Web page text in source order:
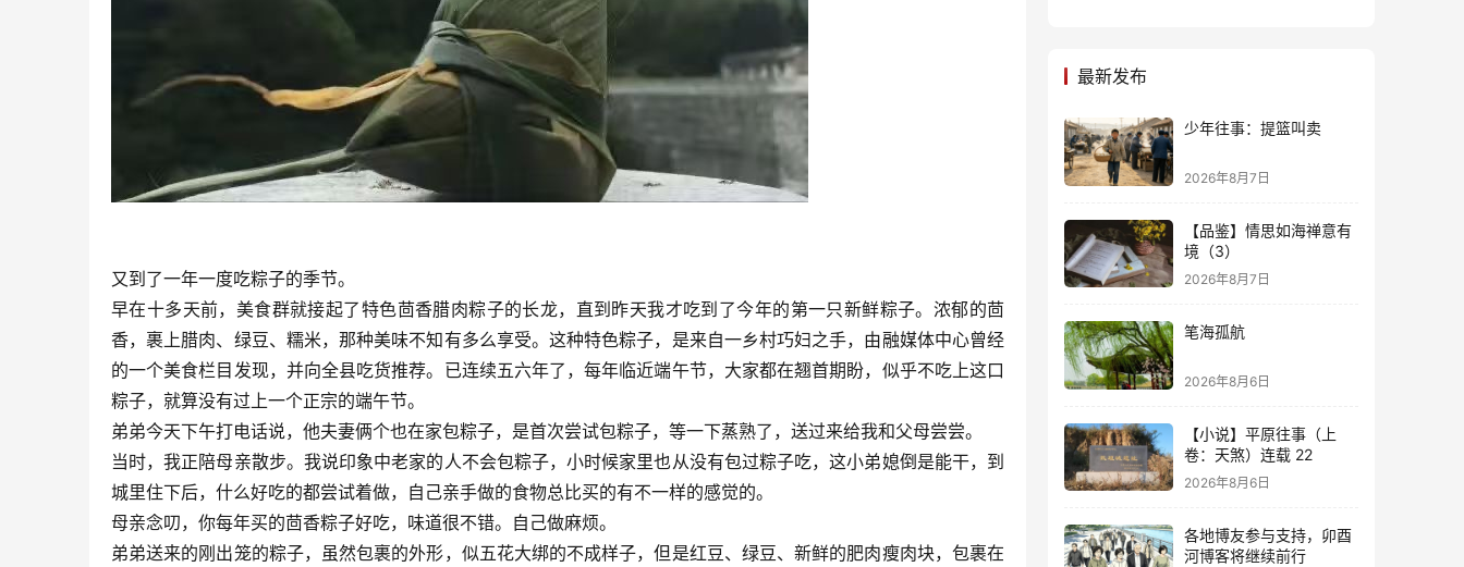
又到了一年一度吃粽子的季节。
早在十多天前，美食群就接起了特色茴香腊肉粽子的长龙，直到昨天我才吃到了今年的第一只新鲜粽子。浓郁的茴
香，裹上腊肉、绿豆、糯米，那种美味不知有多么享受。这种特色粽子，是来自一乡村巧妇之手，由融媒体中心曾经
的一个美食栏目发现，并向全县吃货推荐。已连续五六年了，每年临近端午节，大家都在翘首期盼，似乎不吃上这口
粽子，就算没有过上一个正宗的端午节。
弟弟今天下午打电话说，他夫妻俩个也在家包粽子，是首次尝试包粽子，等一下蒸熟了，送过来给我和父母尝尝。
当时，我正陪母亲散步。我说印象中老家的人不会包粽子，小时候家里也从没有包过粽子吃，这小弟媳倒是能干，到
城里住下后，什么好吃的都尝试着做，自己亲手做的食物总比买的有不一样的感觉的。
母亲念叨，你每年买的茴香粽子好吃，味道很不错。自己做麻烦。
弟弟送来的刚出笼的粽子，虽然包裹的外形，似五花大绑的不成样子，但是红豆、绿豆、新鲜的肥肉瘦肉块，包裹在
最新发布
少年往事：提篮叫卖
2026年8月7日
【品鉴】情思如海禅意有
境（3）
2026年8月7日
笔海孤航
2026年8月6日
【小说】平原往事（上
卷：天煞）连载 22
2026年8月6日
各地博友参与支持，卯酉
河博客将继续前行